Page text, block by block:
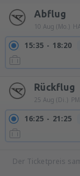
Abflug
10 Aug (Mo.)
15:35 18:20
Rückflug
25 Aug (Di.)
16:25 21:25
Der Ticketpreis